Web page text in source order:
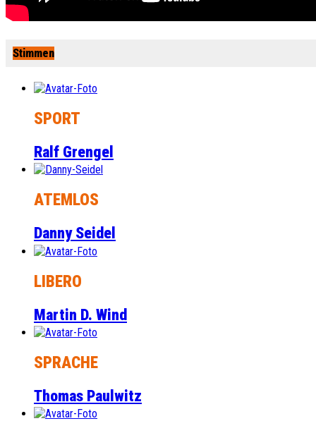
Stimmen
SPORT
Ralf Grengel
ATEMLOS
Danny Seidel
LIBERO
Martin D. Wind
SPRACHE
Thomas Paulwitz